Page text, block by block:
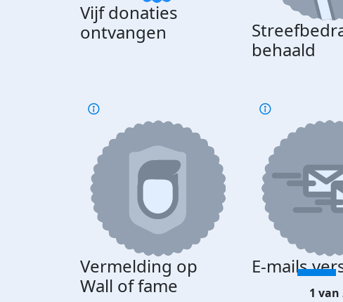
Vijf donaties
ontvangen
behaald
Vermelding op
Wall of fame
E-mails
1 van